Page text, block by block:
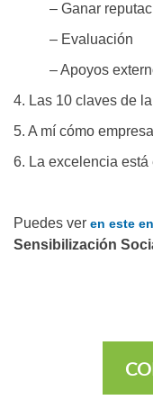
– Ganar
– Evaluación
– Apoyos
4. Las 10 claves de
5. A mí cómo
6. La excelencia
Puedes ver en este
Sensibilización